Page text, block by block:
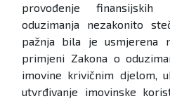
provođenje
oduzimanja nezakonito
pažnja bila je usmjerena
primjeni Zakona o
imovine krivičnim djelom,
utvrđivanje imovinske